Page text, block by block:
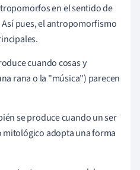
en el sentido de
pues, el antropomorfismo
cuando cosas y
rana o la "música") parecen
se produce cuando un ser
adopta una forma